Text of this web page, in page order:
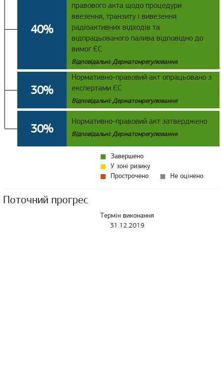
40%
правового акта щодо процедури
ввезення, транзиту і вивезення
радіоактивних відходів та
відпрацьованого палива відповідно до
вимог ЄС
Відповідальні: Держатомрегулювання
30%
Нормативно-правовий акт опрацьовано з
експертами ЄС
Відповідальні: Держатомрегулювання
30% Нормативно-правовий акт затверджено
Відповідальні: Держатомрегулювання
Завершено
У зоні ризику
Прострочено
Не оцінено
Поточний прогрес
Термін виконання
31.12.2019